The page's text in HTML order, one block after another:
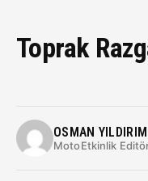
Toprak
OSMAN YILDIRIM
MotoEtkinlik